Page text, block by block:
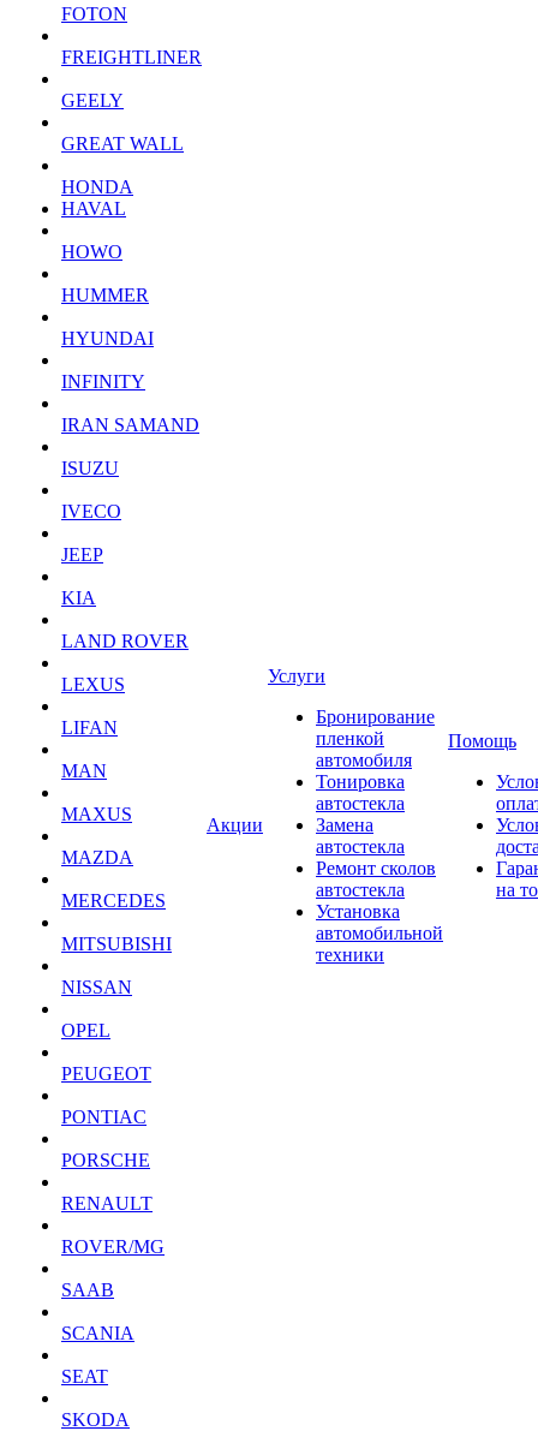
FOTON
FREIGHTLINER
GEELY
GREAT WALL
HONDA
HAVAL
HOWO
HUMMER
HYUNDAI
INFINITY
IRAN SAMAND
ISUZU
IVECO
JEEP
KIA
LAND ROVER
LEXUS
LIFAN
MAN
MAXUS
MAZDA
MERCEDES
MITSUBISHI
NISSAN
OPEL
PEUGEOT
PONTIAC
PORSCHE
RENAULT
ROVER/MG
SAAB
SCANIA
SEAT
SKODA
Акции
Услуги
Бронирование
пленкой
автомобиля
Тонировка
автостекла
Замена
автостекла
Ремонт сколов
автостекла
Установка
автомобильной
техники
Помощь
на